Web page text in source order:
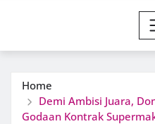
Home
Demi Ambisi Juara,
Godaan Kontrak